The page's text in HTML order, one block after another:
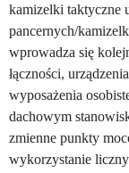
kamizelki taktyczne
pancernych/
wprowadza się
łączności,
wyposażenia
dachowym
zmienne punkty
wykorzystanie